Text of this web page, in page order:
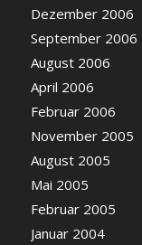
Dezember 2006
September 2006
August 2006
April 2006
Februar 2006
November 2005
August 2005
Mai 2005
Februar 2005
Januar 2004